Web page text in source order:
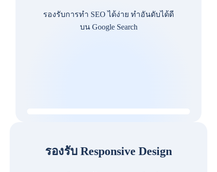
รองรับการทำ SEO ได้ง่าย ทำอันดับได้ดี
บน Google Search
รองรับ Responsive Design